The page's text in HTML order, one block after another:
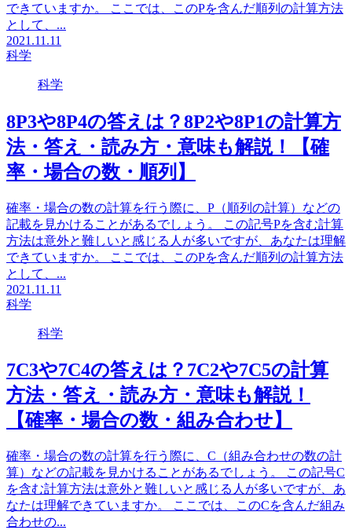
できていますか。 ここでは、このPを含んだ順列の計算方法
として、...
2021.11.11
科学
科学
8P3や8P4の答えは？8P2や8P1の計算方
法・答え・読み方・意味も解説！【確
率・場合の数・順列】
確率・場合の数の計算を行う際に、P（順列の計算）などの
記載を見かけることがあるでしょう。 この記号Pを含む計算
方法は意外と難しいと感じる人が多いですが、あなたは理解
できていますか。 ここでは、このPを含んだ順列の計算方法
として、...
2021.11.11
科学
科学
7C3や7C4の答えは？7C2や7C5の計算
方法・答え・読み方・意味も解説！
【確率・場合の数・組み合わせ】
確率・場合の数の計算を行う際に、C（組み合わせの数の計
算）などの記載を見かけることがあるでしょう。 この記号C
を含む計算方法は意外と難しいと感じる人が多いですが、あ
なたは理解できていますか。 ここでは、このCを含んだ組み
合わせの...